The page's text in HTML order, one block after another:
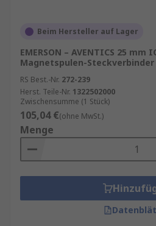
Beim Hersteller auf Lager
EMERSON – AVENTICS 25 mm
Magnetspulen-
RS Best.-Nr. 272-239
Herst. Teile-Nr. 1322502000
Zwischensumme (1 Stück)
105,04 €(ohne MwSt.)
Menge